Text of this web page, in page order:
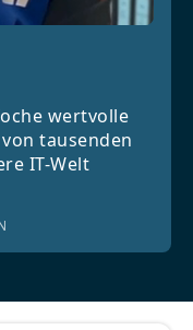
wertvolle
tausenden
IT-Welt